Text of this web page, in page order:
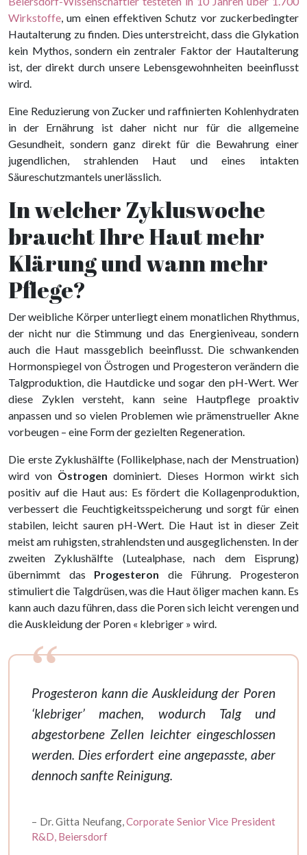
Wirkstoffe , um einen effektiven Schutz vor zuckerbedingter
Hautalterung zu finden. Dies unterstreicht, dass die Glykation
kein Mythos, sondern ein zentraler Faktor der Hautalterung
ist, der direkt durch unsere Lebensgewohnheiten beeinflusst
wird.
Eine Reduzierung von Zucker und raffinierten Kohlenhydraten
in der Ernährung ist daher nicht nur für die allgemeine
Gesundheit, sondern ganz direkt für die Bewahrung einer
jugendlichen, strahlenden Haut und eines intakten
Säureschutzmantels unerlässlich.
In welcher Zykluswoche
braucht Ihre Haut mehr
Klärung und wann mehr
Pflege?
Der weibliche Körper unterliegt einem monatlichen Rhythmus,
der nicht nur die Stimmung und das Energieniveau, sondern
auch die Haut massgeblich beeinflusst. Die schwankenden
Hormonspiegel von Östrogen und Progesteron verändern die
Talgproduktion, die Hautdicke und sogar den pH-Wert. Wer
diese Zyklen versteht, kann seine Hautpflege proaktiv
anpassen und so vielen Problemen wie prämenstrueller Akne
vorbeugen – eine Form der gezielten Regeneration.
Die erste Zyklushälfte (Follikelphase, nach der Menstruation)
wird von Östrogen dominiert. Dieses Hormon wirkt sich
positiv auf die Haut aus: Es fördert die Kollagenproduktion,
verbessert die Feuchtigkeitsspeicherung und sorgt für einen
stabilen, leicht sauren pH-Wert. Die Haut ist in dieser Zeit
meist am ruhigsten, strahlendsten und ausgeglichensten. In der
zweiten Zyklushälfte (Lutealphase, nach dem Eisprung)
übernimmt das Progesteron die Führung. Progesteron
stimuliert die Talgdrüsen, was die Haut öliger machen kann. Es
kann auch dazu führen, dass die Poren sich leicht verengen und
die Auskleidung der Poren « klebriger » wird.
Progesteron kann die Auskleidung der Poren
‘klebriger’ machen, wodurch Talg und
abgestorbene Zellen leichter eingeschlossen
werden. Dies erfordert eine angepasste, aber
dennoch sanfte Reinigung.
– Dr. Gitta Neufang,Corporate Senior Vice President
R&D, Beiersdorf